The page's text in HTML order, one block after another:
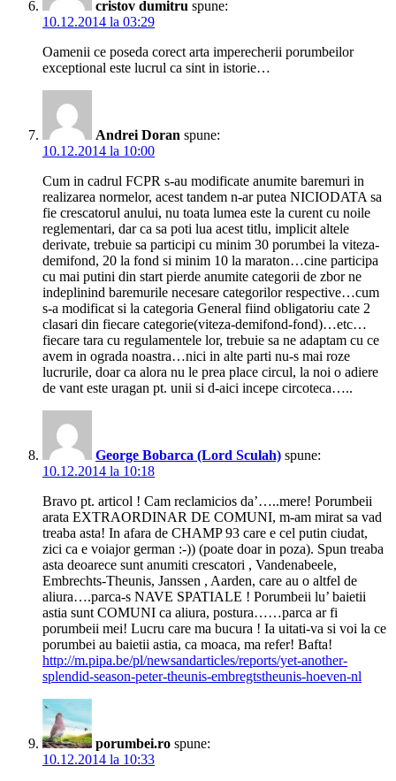
cristov dumitru spune:
10.12.2014 la 03:29
Oamenii ce poseda corect arta imperecherii porumbeilor
exceptional este lucrul ca sint in istorie…
Andrei Doran spune:
10.12.2014 la 10:00
Cum in cadrul FCPR s-au modificate anumite baremuri in
realizarea normelor, acest tandem n-ar putea NICIODATA sa
fie crescatorul anului, nu toata lumea este la curent cu noile
reglementari, dar ca sa poti lua acest titlu, implicit altele
derivate, trebuie sa participi cu minim 30 porumbei la viteza-
demifond, 20 la fond si minim 10 la maraton…cine participa
cu mai putini din start pierde anumite categorii de zbor ne
indeplinind baremurile necesare categorilor respective…cum
s-a modificat si la categoria General fiind obligatoriu cate 2
clasari din fiecare categorie(viteza-demifond-fond)…etc…
fiecare tara cu regulamentele lor, trebuie sa ne adaptam cu ce
avem in ograda noastra…nici in alte parti nu-s mai roze
lucrurile, doar ca alora nu le prea place circul, la noi o adiere
de vant este uragan pt. unii si d-aici incepe circoteca…..
George Bobarca (Lord Sculah) spune:
10.12.2014 la 10:18
Bravo pt. articol ! Cam reclamicios da’…..mere! Porumbeii
arata EXTRAORDINAR DE COMUNI, m-am mirat sa vad
treaba asta! In afara de CHAMP 93 care e cel putin ciudat,
zici ca e voiajor german :-)) (poate doar in poza). Spun treaba
asta deoarece sunt anumiti crescatori , Vandenabeele,
Embrechts-Theunis, Janssen , Aarden, care au o altfel de
aliura….parca-s NAVE SPATIALE ! Porumbeii lu’ baietii
astia sunt COMUNI ca aliura, postura……parca ar fi
porumbeii mei! Lucru care ma bucura ! Ia uitati-va si voi la ce
porumbei au baietii astia, ca moaca, ma refer! Bafta!
http://m.pipa.be/pl/newsandarticles/reports/yet-another-
splendid-season-peter-theunis-embregtstheunis-hoeven-nl
porumbei.ro spune:
10.12.2014 la 10:33